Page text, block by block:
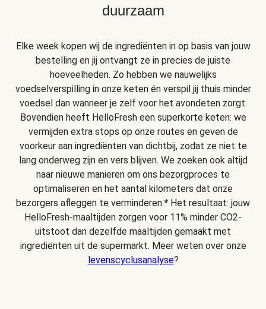
duurzaam
Elke week kopen wij de ingrediënten in op basis van jouw
bestelling en jij ontvangt ze in precies de juiste
hoeveelheden. Zo hebben we nauwelijks
voedselverspilling in onze keten én verspil jij thuis minder
voedsel dan wanneer je zelf voor het avondeten zorgt.
Bovendien heeft HelloFresh een superkorte keten: we
vermijden extra stops op onze routes en geven de
voorkeur aan ingrediënten van dichtbij, zodat ze niet te
lang onderweg zijn en vers blijven. We zoeken ook altijd
naar nieuwe manieren om ons bezorgproces te
optimaliseren en het aantal kilometers dat onze
bezorgers afleggen te verminderen.* Het resultaat: jouw
HelloFresh-maaltijden zorgen voor 11% minder CO2-
uitstoot dan dezelfde maaltijden gemaakt met
ingrediënten uit de supermarkt. Meer weten over onze
levenscyclusanalyse?